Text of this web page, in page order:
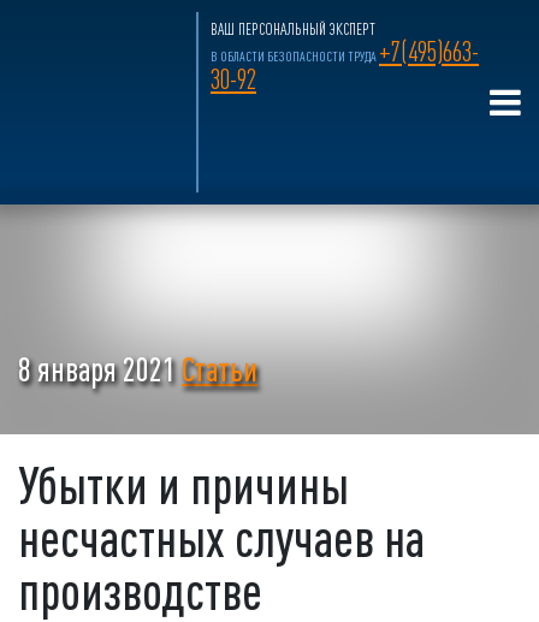
ВАШ ПЕРСОНАЛЬНЫЙ ЭКСПЕРТ
В ОБЛАСТИ БЕЗОПАСНОСТИ ТРУДА +7(495)663-
30-92
8 января 2021Статьи
Убытки и причины
несчастных случаев на
производстве